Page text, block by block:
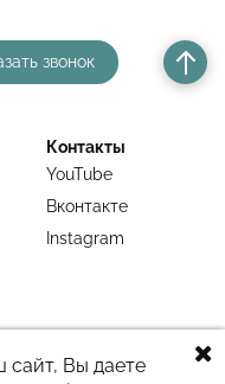
Контакты
YouTube
Вконтакте
Instagram
звонок
сайт, Вы даете